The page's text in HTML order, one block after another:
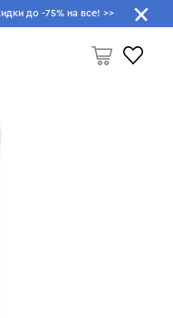
до -75% на все! >>